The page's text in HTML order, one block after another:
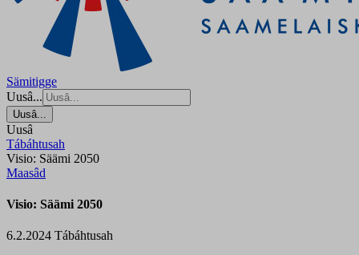
Sämitigge
Uusâ...
Uusâ...
Uusâ
Tábáhtusah
Visio: Säämi 2050
Maasâd
Visio: Säämi 2050
6.2.2024 Tábáhtusah